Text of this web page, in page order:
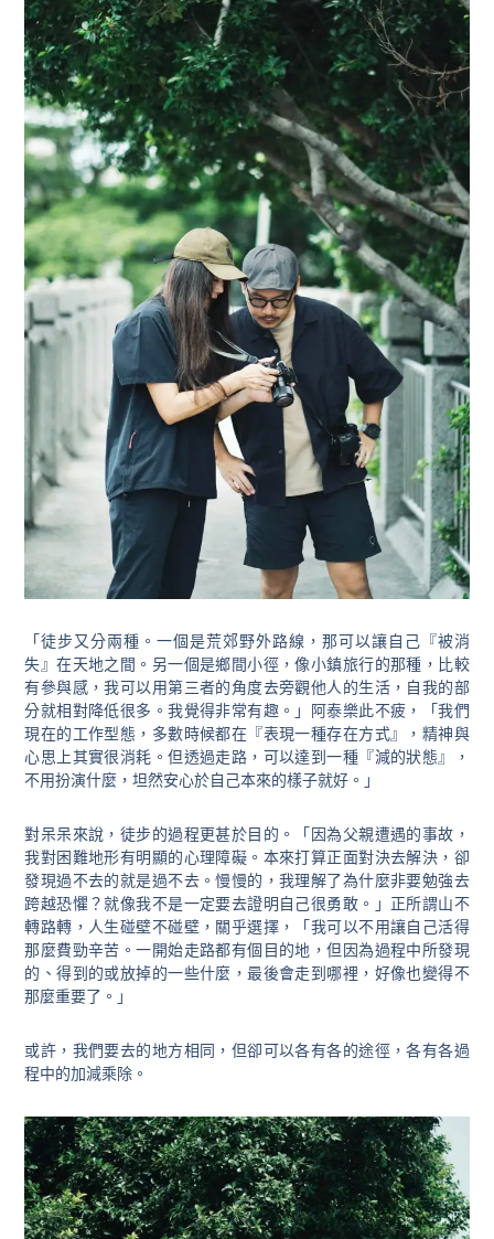
「徒步又分兩種。一個是荒郊野外路線，那可以讓自己『被消
失』在天地之間。另一個是鄉間小徑，像小鎮旅行的那種，比較
有參與感，我可以用第三者的角度去旁觀他人的生活，自我的部
分就相對降低很多。我覺得非常有趣。」阿泰樂此不疲，「我們
現在的工作型態，多數時候都在『表現一種存在方式』，精神與
心思上其實很消耗。但透過走路，可以達到一種『減的狀態』，
不用扮演什麼，坦然安心於自己本來的樣子就好。」
對呆呆來說，徒步的過程更甚於目的。「因為父親遭遇的事故，
我對困難地形有明顯的心理障礙。本來打算正面對決去解決，卻
發現過不去的就是過不去。慢慢的，我理解了為什麼非要勉強去
跨越恐懼？就像我不是一定要去證明自己很勇敢。」正所謂山不
轉路轉，人生碰壁不碰壁，關乎選擇，「我可以不用讓自己活得
那麼費勁辛苦。一開始走路都有個目的地，但因為過程中所發現
的、得到的或放掉的一些什麼，最後會走到哪裡，好像也變得不
那麼重要了。」
或許，我們要去的地方相同，但卻可以各有各的途徑，各有各過
程中的加減乘除。